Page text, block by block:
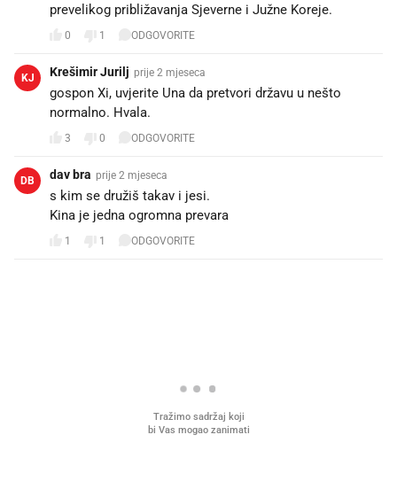
prevelikog približavanja Sjeverne i Južne Koreje.
0 1 ODGOVORITE
KJ Krešimir Jurilj prije 2 mjeseca
gospon Xi, uvjerite Una da pretvori državu u nešto
normalno. Hvala.
3 0 ODGOVORITE
DB dav bra prije 2 mjeseca
s kim se družiš takav i jesi.
Kina je jedna ogromna prevara
1 1 ODGOVORITE